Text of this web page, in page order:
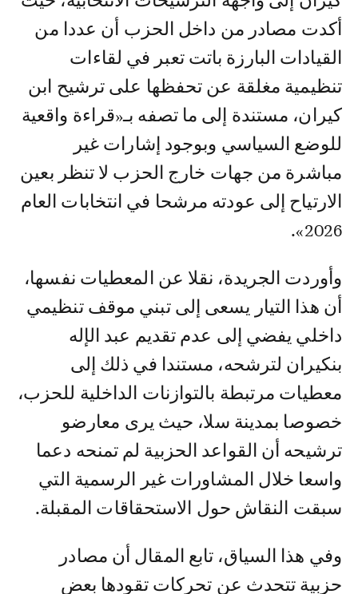
أكدت مصادر من داخل الحزب أن عددا من
القيادات البارزة باتت تعبر في لقاءات
تنظيمية مغلقة عن تحفظها على ترشيح ابن
كيران، مستندة إلى ما تصفه بـ«قراءة واقعية
للوضع السياسي وبوجود إشارات غير
مباشرة من جهات خارج الحزب لا تنظر بعين
الارتياح إلى عودته مرشحا في انتخابات العام
2026».
وأوردت الجريدة، نقلا عن المعطيات نفسها،
أن هذا التيار يسعى إلى تبني موقف تنظيمي
داخلي يفضي إلى عدم تقديم عبد الإله
بنكيران لترشحه، مستندا في ذلك إلى
معطيات مرتبطة بالتوازنات الداخلية للحزب،
خصوصا بمدينة سلا، حيث يرى معارضو
ترشيحه أن القواعد الحزبية لم تمنحه دعما
واسعا خلال المشاورات غير الرسمية التي
سبقت النقاش حول الاستحقاقات المقبلة.
وفي هذا السياق، تابع المقال أن مصادر
حزبية تتحدث عن تحركات تقودها بعض